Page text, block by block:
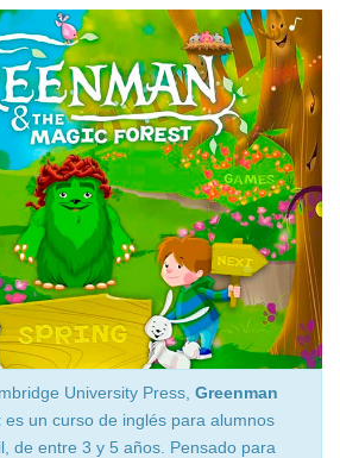
University Press, Greenman
es un curso de inglés para alumnos
de entre 3 y 5 años. Pensado para